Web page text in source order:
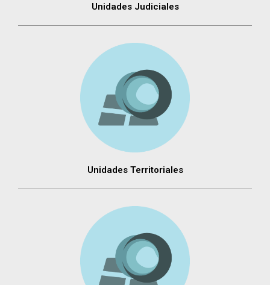
Unidades Judiciales
Unidades Territoriales